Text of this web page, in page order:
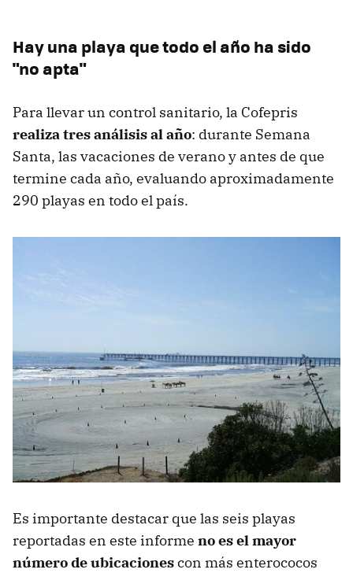
Hay una playa que todo el año ha sido
"no apta"
Para llevar un control sanitario, la Cofepris
realiza tres análisis al año: durante Semana
Santa, las vacaciones de verano y antes de que
termine cada año, evaluando aproximadamente
290 playas en todo el país.
Es importante destacar que las seis playas
reportadas en este informe no es el mayor
número de ubicacionescon más enterococos